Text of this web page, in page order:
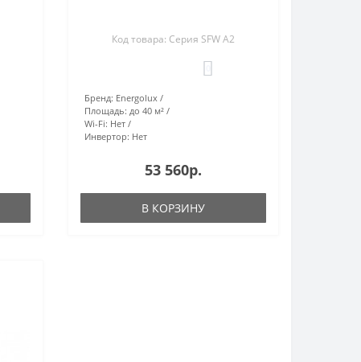
Код товара: Cерия SFW А2
Бренд: Energolux
Площадь: до 40 м²
Wi-Fi: Нет
Инвертор: Нет
53 560р.
В КОРЗИНУ